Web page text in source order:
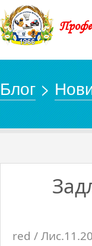
Блог>
red /